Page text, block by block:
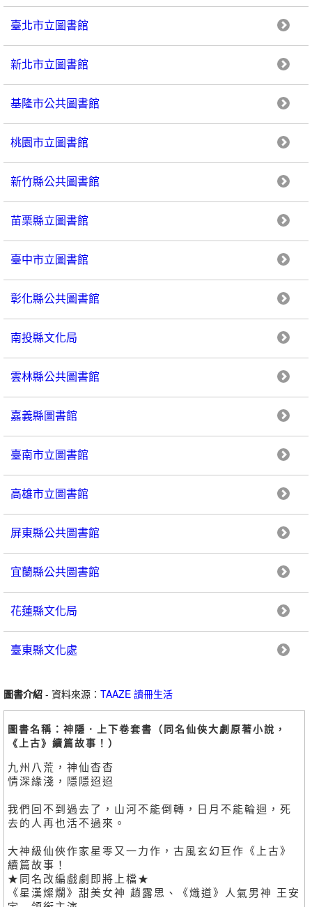
臺北市立圖書館
新北市立圖書館
基隆市公共圖書館
桃園市立圖書館
新竹縣公共圖書館
苗栗縣立圖書館
臺中市立圖書館
彰化縣公共圖書館
南投縣文化局
雲林縣公共圖書館
嘉義縣圖書館
臺南市立圖書館
高雄市立圖書館
屏東縣公共圖書館
宜蘭縣公共圖書館
花蓮縣文化局
臺東縣文化處
圖書介紹 - 資料來源： TAAZE 讀冊生活
圖書名稱：神隱．上下卷套書（同名仙俠大劇原著小說，
《上古》續篇故事！）
九州八荒，神仙杳杳
情深緣淺，隱隱迢迢
我們回不到過去了，山河不能倒轉，日月不能輪迴，死
去的人再也活不過來。
大神級仙俠作家星零又一力作，古風玄幻巨作《上古》
續篇故事！
★同名改編戲劇即將上檔★
《星漢燦爛》甜美女神 趙露思、《熾道》人氣男神 王安